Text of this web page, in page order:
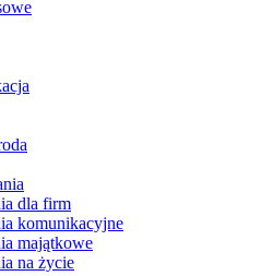
dla firm
komunikacyjne
majątkowe
na życie